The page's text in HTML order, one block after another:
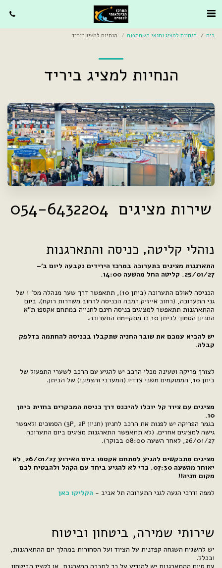
בית הנחיות למציג ותנאי השתתפות הנחיות למציג ביריד
הנחיות למציג ביריד
שירות מציגים 054-6432204
נוהלי קליטה, כניסה והתארגנות
התארגנות מציגים בתערוכה במרכז הירידים נקבעה ליום ב'–
25/01/27. קליטה החל מהשעה 14:00.
הכניסה לאולם התערוכה (ביתן 10), תתאפשר דרך שער מנהלה מס' 1 של
גני התערוכה, (רחוב אייזיק רמבה הכניסה לרחוב משדרות רוקח). ביום
ההתארגנות תתאפשר למציגים כניסה חינם לחנייה במתחם אקספו ת"א
החניון הסמוך לביתן 10 בו מתקיימת התערוכה.
יש להביא עמכם את שובר החניה שתקבלו בכניסה להחתמה בדלפק
קבלה.
לצורך פריקה וטעינה מכלי הרכב יש להגיע עם הרכב לשערי התפעול של
ביתן 10, הממוקמים משני צדדיו (המערבי והצפוני) של הביתן.
מציגים עם ציוד קל יוכלו להיכנס דרך כניסת המבקרים בחזית ביתן
10.
בגמר הפריקה יש לפנות את הרכב לחניון (חניון 3P, 2P) הסמוכים ולאפשר
גישה למציגים אחרים. (לא תתאפשר התארגנות מציגים ביום התערוכה
26/01/27, לאחר השעה 08:00 בבוקר).
מציגים מתבקשים להגיע למתחם אקספו ביום האירוע 26/01/27, לא
יאוחר מהשעה 07:30. כדי לא להגיע ביחד עם הקהל ולהבטיח לכם
מקום חניה!!
למפה ודרכי הגעה לגני התערוכה תל אביב - הקליקו כאן
שירותי שמירה, ביטחון וביטוח
יש להשגיח השגחה קפדנית על הציוד ועל הסחורות במהלך יום ההתארגנות,
ובכלל.
עם סיום ההתארגנות יש להודיע על כך לחברה המארגנת, או לקצין הביטחון